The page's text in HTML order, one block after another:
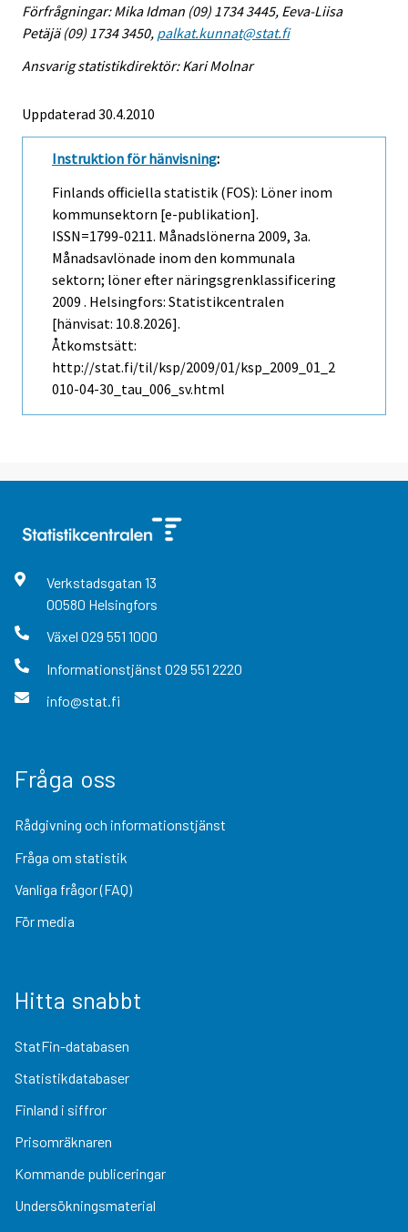
Förfrågningar: Mika Idman (09) 1734 3445, Eeva-Liisa
Petäjä (09) 1734 3450, palkat.kunnat@stat.fi
Ansvarig statistikdirektör: Kari Molnar
Uppdaterad 30.4.2010
Instruktion för hänvisning:
Finlands officiella statistik (FOS): Löner inom
kommunsektorn [e-publikation].
ISSN=1799-0211. Månadslönerna 2009, 3a.
Månadsavlönade inom den kommunala
sektorn; löner efter näringsgrenklassificering
2009 . Helsingfors: Statistikcentralen
[hänvisat: 10.8.2026].
Åtkomstsätt:
http://stat.fi/til/ksp/2009/01/ksp_2009_01_2
010-04-30_tau_006_sv.html
Verkstadsgatan 13
00580 Helsingfors
Växel 029 551 1000
Informationstjänst 029 551 2220
info@stat.fi
Fråga oss
Rådgivning och informationstjänst
Fråga om statistik
Vanliga frågor (FAQ)
För media
Hitta snabbt
StatFin-databasen
Statistikdatabaser
Finland i siffror
Prisomräknaren
Kommande publiceringar
Undersökningsmaterial